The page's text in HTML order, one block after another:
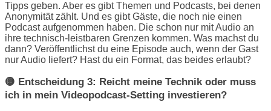
Tipps geben. Aber es gibt Themen und Podcasts, bei denen
Anonymität zählt. Und es gibt Gäste, die noch nie einen
Podcast aufgenommen haben. Die schon nur mit Audio an
ihre technisch-leistbaren Grenzen kommen. Was machst du
dann? Veröffentlichst du eine Episode auch, wenn der Gast
nur Audio liefert? Hast du ein Format, das beides erlaubt?
🟡 Entscheidung 3: Reicht meine Technik oder muss
ich in mein Videopodcast-Setting investieren?